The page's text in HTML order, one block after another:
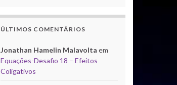
ÚLTIMOS COMENTÁRIOS
Jonathan Hamelin Malavolta em
Equações-Desafio 18 – Efeitos
Coligativos